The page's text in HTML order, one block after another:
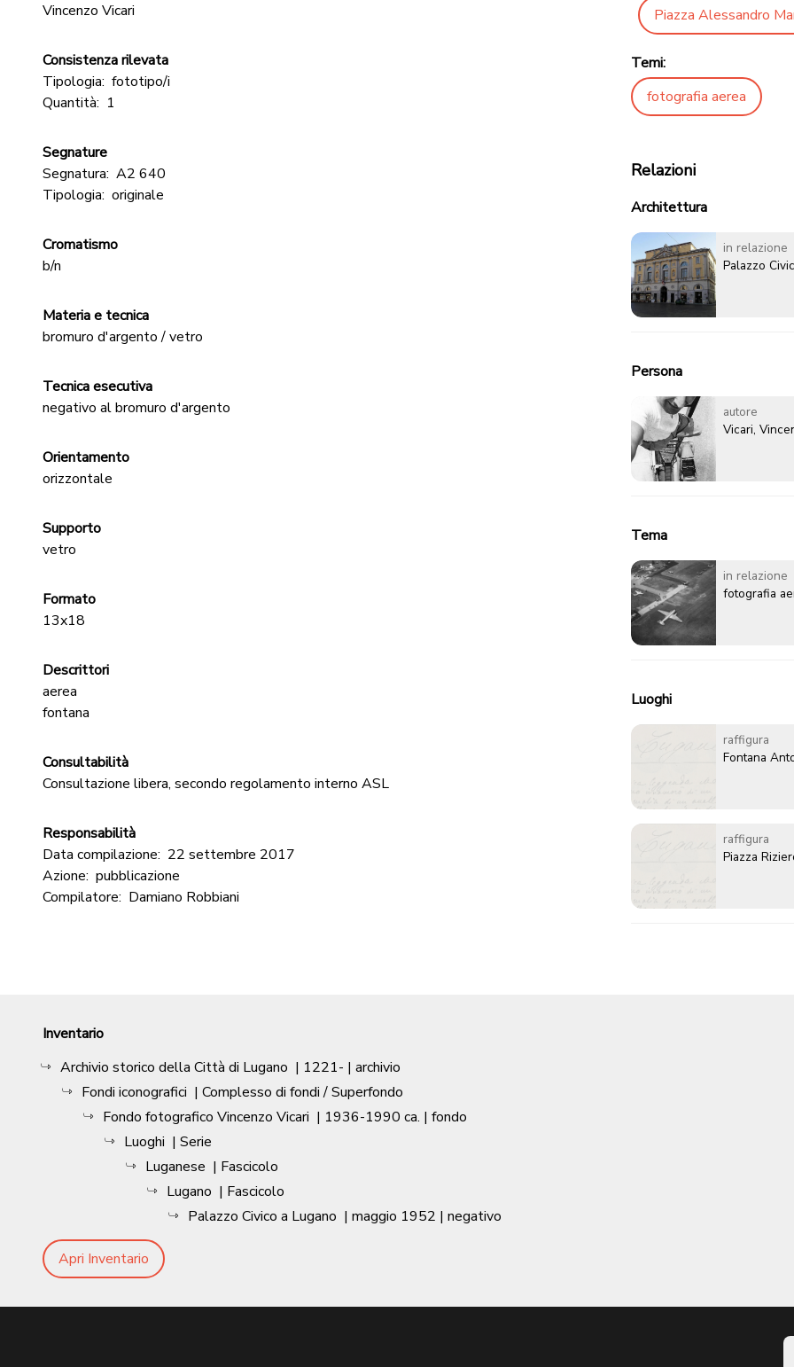
Vincenzo Vicari
Consistenza rilevata
Tipologia: fototipo/i
Quantità: 1
Segnature
Segnatura: A2 640
Tipologia: originale
Cromatismo
b/n
Materia e tecnica
bromuro d'argento / vetro
Tecnica esecutiva
negativo al bromuro d'argento
Orientamento
orizzontale
Supporto
vetro
Formato
13x18
Descrittori
aerea
fontana
Consultabilità
Consultazione libera, secondo regolamento interno ASL
Responsabilità
Data compilazione: 22 settembre 2017
Azione: pubblicazione
Compilatore: Damiano Robbiani
Piazza Alessandro
Temi:
fotografia aerea
Relazioni
Architettura
in relazione
Palazzo
Persona
autore
Vicari,
Tema
in relazione
fotografia
Luoghi
raffigura
Fontana
raffigura
Piazza
Inventario
Archivio storico della Città di Lugano | 1221- | archivio
Fondi iconografici | Complesso di fondi / Superfondo
Fondo fotografico Vincenzo Vicari | 1936-1990 ca. | fondo
Luoghi | Serie
Luganese | Fascicolo
Lugano | Fascicolo
Palazzo Civico a Lugano | maggio 1952 | negativo
Apri Inventario